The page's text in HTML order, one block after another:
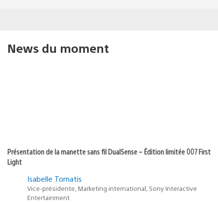
News du moment
Présentation de la manette sans fil DualSense – Édition limitée 007 First
Light
Isabelle Tomatis
Vice-présidente, Marketing international, Sony Interactive
Entertainment